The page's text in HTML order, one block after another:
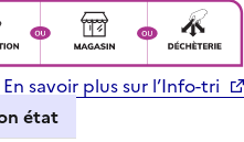
En savoir plus sur l’Info-tri
état